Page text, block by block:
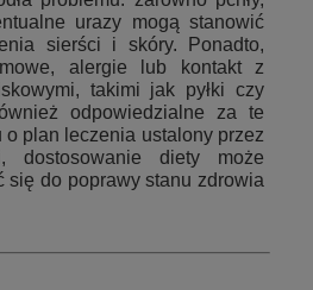
urazy mogą stanowić
sierści i skóry. Ponadto,
alergie lub kontakt z
takimi jak pyłki czy
odpowiedzialne za te
o plan leczenia ustalony przez
dostosowanie diety może
się do poprawy stanu zdrowia